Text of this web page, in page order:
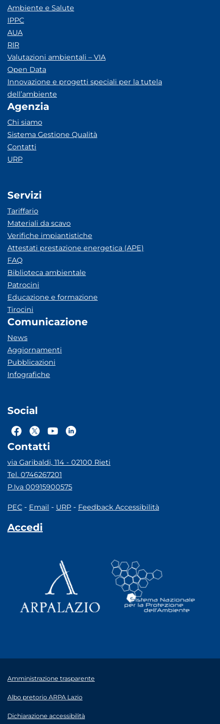
Ambiente e Salute
IPPC
AUA
RIR
Valutazioni ambientali – VIA
Open Data
Innovazione e progetti speciali per la tutela
dell’ambiente
Agenzia
Chi siamo
Sistema Gestione Qualità
Contatti
URP
Servizi
Tariffario
Materiali da scavo
Verifiche impiantistiche
Attestati prestazione energetica (APE)
FAQ
Biblioteca ambientale
Patrocini
Educazione e formazione
Tirocini
Comunicazione
News
Aggiornamenti
Pubblicazioni
Infografiche
Social
Contatti
via Garibaldi, 114 - 02100 Rieti
Tel. 0746267201
P.Iva 00915900575
PEC - Email - URP - Feedback Accessibilità
Accedi
Amministrazione trasparente
Albo pretorio ARPA Lazio
Dichiarazione accessibilità